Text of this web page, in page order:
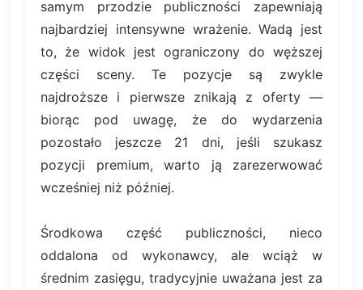
samym przodzie publiczności zapewniają
najbardziej intensywne wrażenie. Wadą jest
to, że widok jest ograniczony do węższej
części sceny. Te pozycje są zwykle
najdroższe i pierwsze znikają z oferty —
biorąc pod uwagę, że do wydarzenia
pozostało jeszcze 21 dni, jeśli szukasz
pozycji premium, warto ją zarezerwować
wcześniej niż później.
Środkowa część publiczności, nieco
oddalona od wykonawcy, ale wciąż w
średnim zasięgu, tradycyjnie uważana jest za